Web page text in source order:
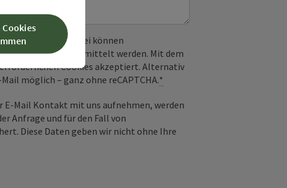
verwendet. Dabei können
an Google übermittelt werden. Mit dem
Cookies akzeptiert. Alternativ
möglich – ganz ohne reCAPTCHA.*
E-Mail Kontakt mit uns aufnehmen, werden
Anfrage und für den Fall von
Diese Daten geben wir nicht ohne Ihre
Cookies